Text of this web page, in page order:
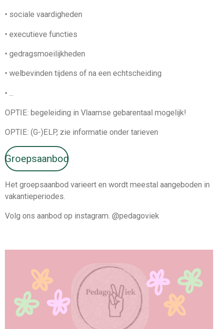
• sociale vaardigheden
• executieve functies
• gedragsmoeilijkheden
• welbevinden tijdens of na een echtscheiding
• ...
OPTIE: begeleiding in Vlaamse gebarentaal mogelijk!
OPTIE: (G-)ELP, zie informatie onder tarieven
Groepsaanbod
Het groepsaanbod varieert en wordt meestal aangeboden in
vakantieperiodes.
Volg ons aanbod op instagram. @pedagoviek